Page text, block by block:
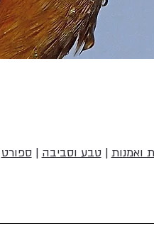
ואמנות|טבע וסביבה|ספורט